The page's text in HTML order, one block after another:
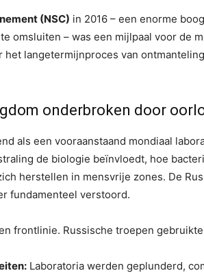
(NSC) in 2016 – een enorme
omsluiten – was een mijlpaal voor de
langetermijnproces van
onderbroken door
als een vooraanstaand mondiaal
de biologie beïnvloedt, hoe
herstellen in mensvrije zones. De
fundamenteel verstoord.
frontlinie. Russische troepen
Laboratoria werden geplunderd,